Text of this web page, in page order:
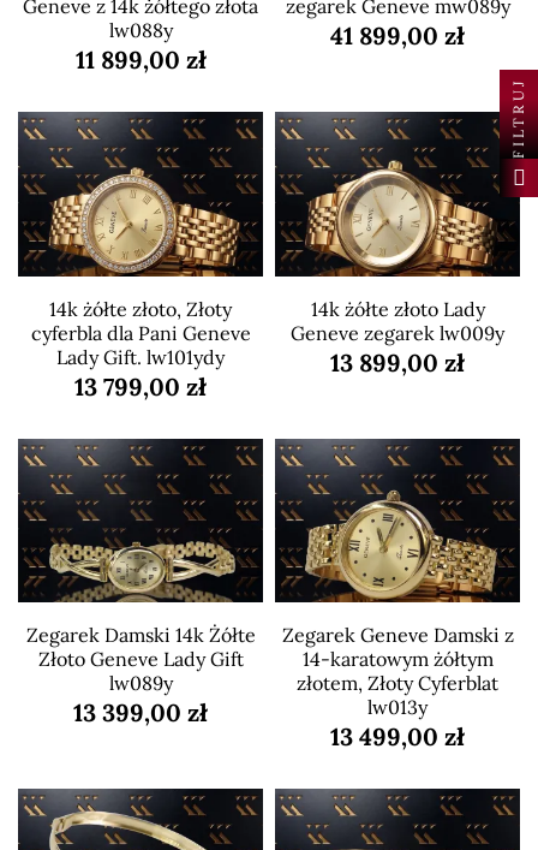
Geneve z 14k żółtego złota
lw088y
11 899,00 zł
zegarek Geneve mw089y
41 899,00 zł
14k żółte złoto, Złoty
cyferbla dla Pani Geneve
Lady Gift. lw101ydy
13 799,00 zł
14k żółte złoto Lady
Geneve zegarek lw009y
13 899,00 zł
Zegarek Damski 14k Żółte
Złoto Geneve Lady Gift
lw089y
13 399,00 zł
Zegarek Geneve Damski z
14-karatowym żółtym
złotem, Złoty Cyferblat
lw013y
13 499,00 zł
FILTRUJ